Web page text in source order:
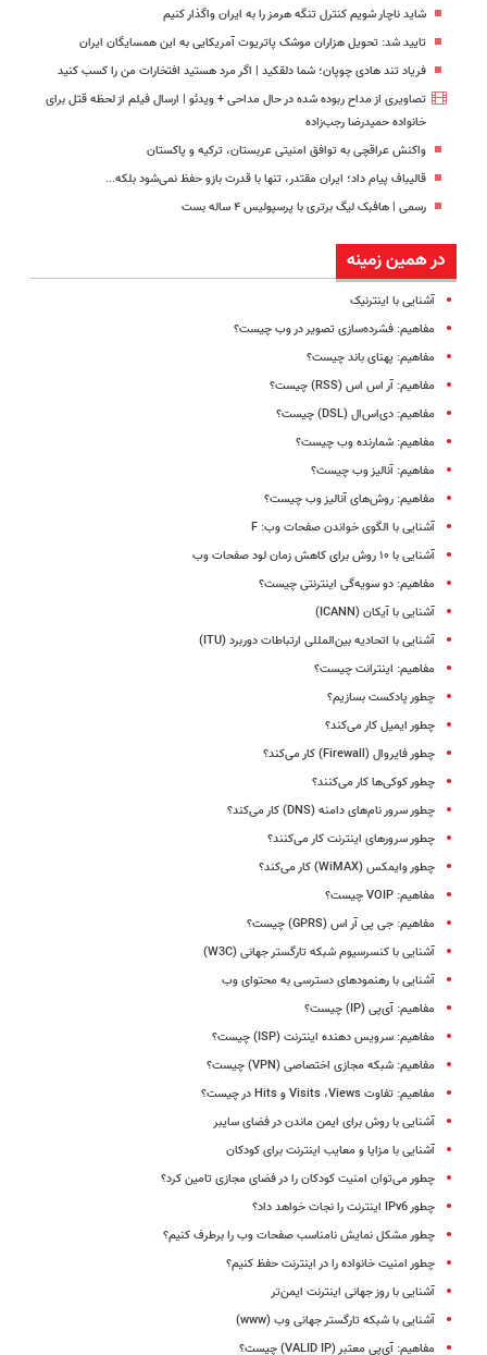
شاید ناچار شویم کنترل تنگه هرمز را به ایران واگذار کنیم
تایید شد: تحویل هزاران موشک پاتریوت آمریکایی به این همسایگان ایران
فریاد تند هادی چوپان؛‌ شما دلقکید | اگر مرد هستید افتخارات من را کسب کنید
تصاویری از مداح ربوده شده در حال مداحی + ویدئو | ارسال فیلم از لحظه قتل برای
خانواده‌ حمیدرضا رجب‌زاده
واکنش عراقچی به توافق امنیتی عربستان، ترکیه و پاکستان
قالیباف پیام داد؛ ایران مقتدر، تنها با قدرت بازو حفظ نمی‌شود بلکه...
رسمی | هافبک لیگ برتری با پرسپولیس ۴ ساله بست
در همین زمینه
آشنایی با اینترنیک
مفاهیم: فشرده‌سازی تصویر در وب چیست؟
مفاهیم: پهنای باند چیست؟
مفاهیم: آر اس اس (RSS) چیست؟
مفاهیم: دی‌اس‌ال (DSL) چیست؟
مفاهیم: شمارنده وب چیست؟
مفاهیم: آنالیز وب چیست؟
مفاهیم: روش‌های آنالیز وب چیست؟
آشنایی با الگوی خواندن صفحات وب: F
آشنایی با ۱۰ روش برای کاهش زمان لود صفحات وب
مفاهیم: دو سویه‌گی اینترنتی چیست؟
آشنایی با آیکان (ICANN)
آشنایی با اتحادیه بین‌المللی ارتباطات دوربرد (ITU)
مفاهیم: اینترانت چیست؟
چطور پادکست بسازیم؟
چطور ایمیل کار می‌کند؟
چطور فایروال (Firewall) کار می‌کند؟
چطور کوکی‌ها کار می‌کنند؟
چطور سرور نام‌های دامنه (DNS) کار می‌کند؟
چطور سرورهای اینترنت کار می‌کنند؟
چطور وایمکس (WiMAX) کار می‌کند؟
مفاهیم: VOIP چیست؟
مفاهیم: جی پی آر اس (GPRS) چیست؟
آشنایی با کنسرسیوم شبکه تارگستر جهانی (W3C)
آشنایی با رهنمودهای دسترسی به محتوای وب
مفاهیم: آی‌پی (IP) چیست؟
مفاهیم: سرویس دهنده اینترنت (ISP) چیست؟
مفاهیم: شبکه مجازی اختصاصی (VPN) چیست؟
مفاهیم: تفاوت Visits ،Views و Hits در چیست؟
آشنایی با روش برای ایمن ماندن در فضای سایبر
آشنایی با مزایا و معایب اینترنت برای کودکان
چطور می‌توان امنیت کودکان را در فضای مجازی تامین کرد؟
چطور IPv6‌ اینترنت را نجات خواهد داد؟
چطور مشکل نمایش نامناسب صفحات وب را برطرف کنیم؟
چطور امنیت خانواده را در اینترنت حفظ کنیم؟
آشنایی با روز جهانی اینترنت ایمن‌تر
آشنایی با شبکه تارگستر جهانی وب (www)
مفاهیم: آی‌پی معتبر (VALID IP) چیست؟